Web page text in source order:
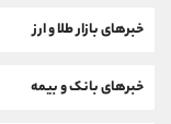
خبرهای بازار طلا و ارز
خبرهای بانک و بیمه